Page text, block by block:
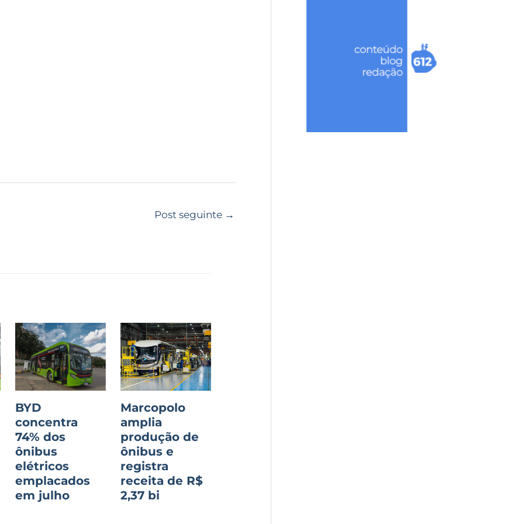
Post seguinte →
BYD
concentra
74% dos
ônibus
elétricos
emplacados
em julho
Marcopolo
amplia
produção de
ônibus e
registra
receita de R$
2,37 bi